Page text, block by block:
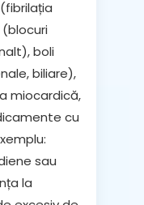
(fibrilația
(blocuri
boli
biliare),
miocardică,
cu
sau
la